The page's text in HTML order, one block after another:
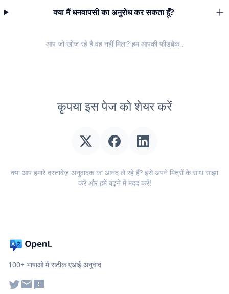
क्या मैं धनवापसी का अनुरोध कर सकता हूँ?
आप जो खोज रहे हैं वह नहीं मिला? हम आपकी फीडबैक.
कृपया इस पेज को शेयर करें
क्या आप हमारे दस्तावेज़ अनुवादक का आनंद ले रहे हैं? इसे अपने मित्रों के साथ साझा
करें और हमें बढ़ने में मदद करें!
100+ भाषाओं में सटीक एआई अनुवाद